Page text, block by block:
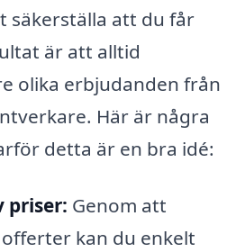
säkerställa att du får
är att alltid
olika erbjudanden från
Här är några
detta är en bra idé:
priser: Genom att
kan du enkelt